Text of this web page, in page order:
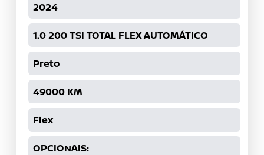
2024
1.0 200 TSI TOTAL FLEX AUTOMÁTICO
Preto
49000KM
Flex
OPCIONAIS: